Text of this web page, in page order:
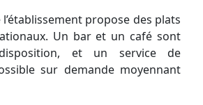
propose des plats
Un bar et un café sont
et un service de
sur demande moyennant